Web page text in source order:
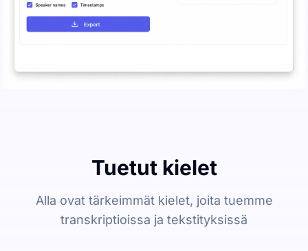
Tuetut kielet
Alla ovat tärkeimmät kielet, joita tuemme
transkriptioissa ja tekstityksissä